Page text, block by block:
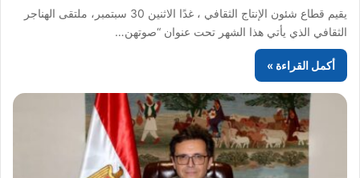
يقيم قطاع شئون الإنتاج الثقافي ، غدًا الاثنين 30 سبتمبر، ملتقى الهناجر
الثقافي الذي يأتي هذا الشهر تحت عنوان “صوتهن…
أكمل القراءة »